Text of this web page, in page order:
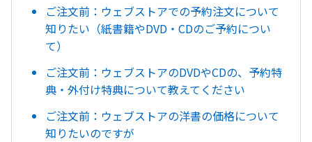
ご注文前：ウェブストアでの予約注文について
知りたい（紙書籍やDVD・CDのご予約につい
て）
ご注文前：ウェブストアのDVDやCDの、予約特
典・外付け特典について教えてください
ご注文前：ウェブストアの洋書の価格について
知りたいのですが